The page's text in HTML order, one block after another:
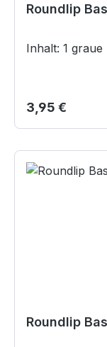
Roundlip
Inhalt: 1
Regulärer
3,95 €
Roundlip